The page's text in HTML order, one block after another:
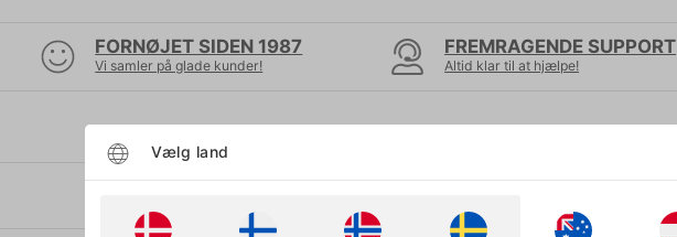
FORNØJET SIDEN 1987
Vi samler på glade kunder!
FREMRAGENDE SUPPORT
Altid klar til at hjælpe!
Udstyr til jonglering, artisteri - og cirkusleg
Vælg land